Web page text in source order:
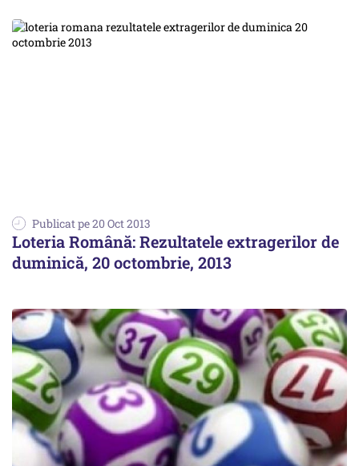
Publicat pe 20 Oct 2013
Loteria Română: Rezultatele extragerilor de
duminică, 20 octombrie, 2013